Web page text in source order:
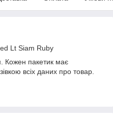
Lt Siam Ruby
Кожен пакетик має
всіх даних про товар.